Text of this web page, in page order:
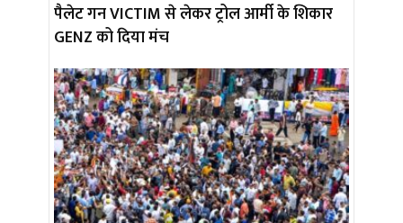
पैलेट गन VICTIM से लेकर ट्रोल आर्मी के शिकार
GENZ को दिया मंच